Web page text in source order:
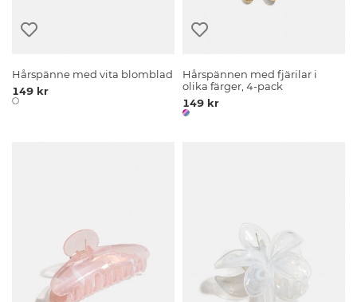
Hårspänne med vita blomblad
149 kr
Hårspännen med fjärilar i
olika färger, 4-pack
149 kr